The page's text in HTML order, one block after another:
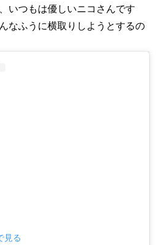
いつもは優しいニコさんです
なふうに横取りしようとするの
見る